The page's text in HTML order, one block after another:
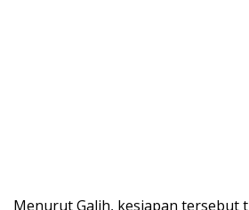
Menurut Galih, kesiapan tersebut